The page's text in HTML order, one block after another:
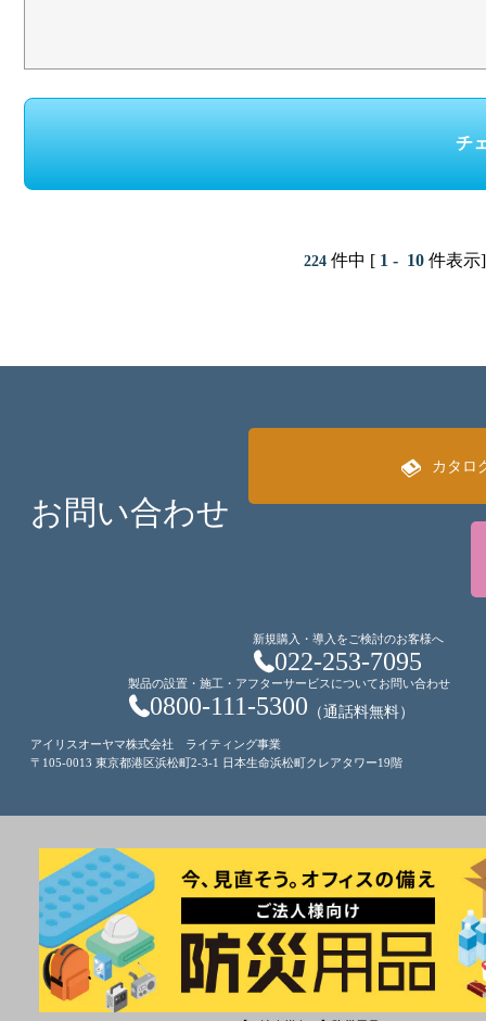
224 件中 [ 1 - 10 件表示]
お問い合わせ
カタロ
新規購入・導入をご検討のお客様へ
022-253-7095
製品の設置・施工・アフターサービスについてお問い合わせ
0800-111-5300 （通話料無料）
アイリスオーヤマ株式会社 ライティング事業
〒105-0013 東京都港区浜松町2-3-1 日本生命浜松町クレアタワー19階